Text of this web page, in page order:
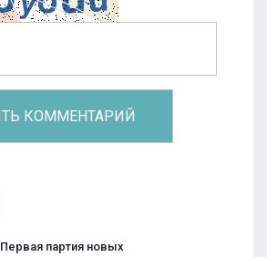
Первая партия новых